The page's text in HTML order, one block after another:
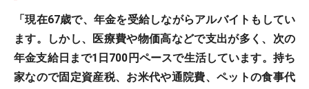
「現在67歳で、年金を受給しながらアルバイトもしてい
ます。しかし、医療費や物価高などで支出が多く、次の
年金支給日まで1日700円ペースで生活しています。持ち
家なので固定資産税、お米代や通院費、ペットの食事代